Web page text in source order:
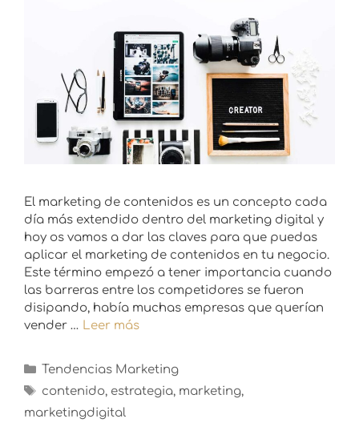
El marketing de contenidos es un concepto cada
día más extendido dentro del marketing digital y
hoy os vamos a dar las claves para que puedas
aplicar el marketing de contenidos en tu negocio.
Este término empezó a tener importancia cuando
las barreras entre los competidores se fueron
disipando, había muchas empresas que querían
vender … Leer más
Tendencias Marketing
contenido, estrategia, marketing,
marketingdigital